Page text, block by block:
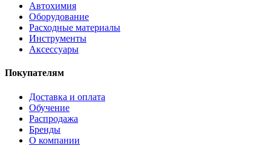
Автохимия
Оборудование
Расходные материалы
Инструменты
Аксессуары
Покупателям
Доставка и оплата
Обучение
Распродажа
Бренды
О компании